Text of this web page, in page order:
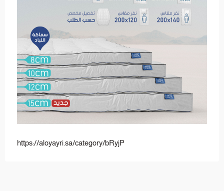
https://aloyayri.sa/category/bRyjP